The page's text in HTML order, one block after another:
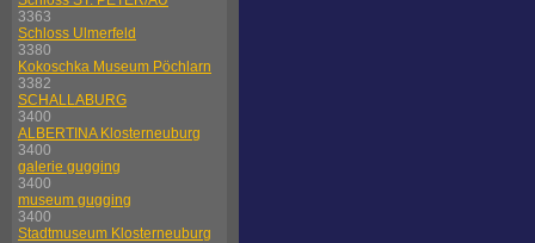
3363
Schloss Ulmerfeld
3380
Kokoschka Museum Pöchlarn
3382
SCHALLABURG
3400
ALBERTINA Klosterneuburg
3400
galerie gugging
3400
museum gugging
3400
Stadtmuseum Klosterneuburg